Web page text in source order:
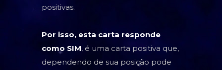
positivas.
Por isso, esta carta responde
como SIM, é uma carta positiva que,
dependendo de sua posição pode